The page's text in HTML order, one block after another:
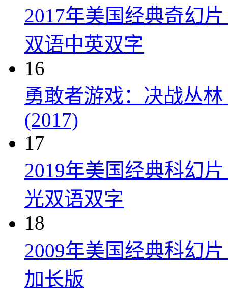
2017年美国经典奇幻
双语中英双字
16
勇敢者游戏：决战丛林
(2017)
17
2019年美国经典科幻
光双语双字
18
2009年美国经典科幻
加长版